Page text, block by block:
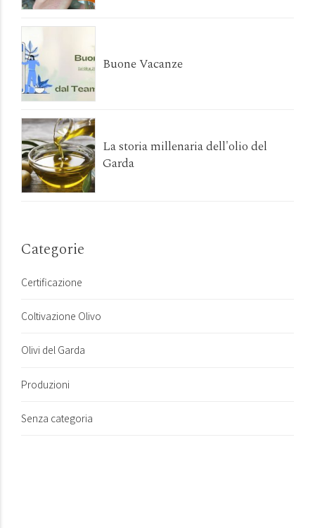
Buone Vacanze
La storia millenaria dell'olio del
Garda
Categorie
Certificazione
Coltivazione Olivo
Olivi del Garda
Produzioni
Senza categoria